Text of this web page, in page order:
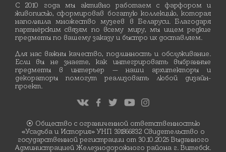
С 2010 года мы активно работаем с фарфором и
живописью, сформировав богатую коллекцию, которая
наполнила множество музеев в Беларуси. Благодаря
партнёрским связям по всему миру, мы ищем редкие
предметы по вашему заказу и быстро их доставляем.
Для нас важны качество, подлинность и обслуживание.
Если вы не знаете, как интегрировать выбранные
предметы в интерьер — наши архитекторы и
декораторы помогут реализовать любой дизайн-
проект.
⦿ Общество с ограниченной ответственностью
«Усадьба и История» УНП 391866832 Свидетельство о
государственной регистрации от 30.10.2025 Выданного
Администрацией Железнодорожного района г. Витебск.